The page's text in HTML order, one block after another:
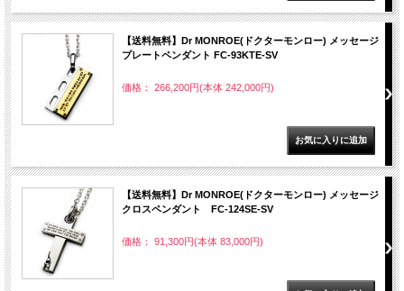
【送料無料】Dr MONROE(ドクターモンロー) メッセージ
プレートペンダント FC-93KTE-SV
価格： 266,200円(本体 242,000円)
【送料無料】Dr MONROE(ドクターモンロー) メッセージ
クロスペンダント FC-124SE-SV
価格： 91,300円(本体 83,000円)